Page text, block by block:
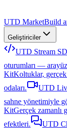
UTD MarketBuild
Geliştiriciler
UTD Stream
oturumları —
KitKoltuklar, gerçek
odaları.
UTD
sahne yönetimiyle
KitGerçek
efektleri.
UTD